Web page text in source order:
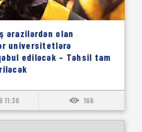
ərazilərdən olan
universitetlərə
ediləcək – Təhsil tam
11:38 166